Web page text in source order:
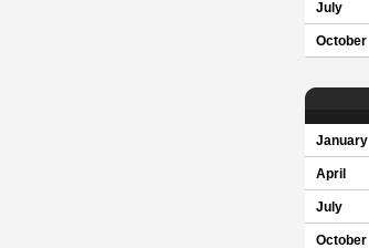
July
October
January
April
July
October